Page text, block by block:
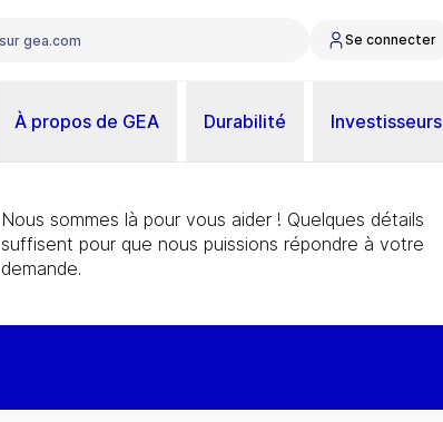
Se connecter
À propos de GEA Durabilité Investisseurs
Nous sommes là pour vous aider ! Quelques détails
suffisent pour que nous puissions répondre à votre
demande.